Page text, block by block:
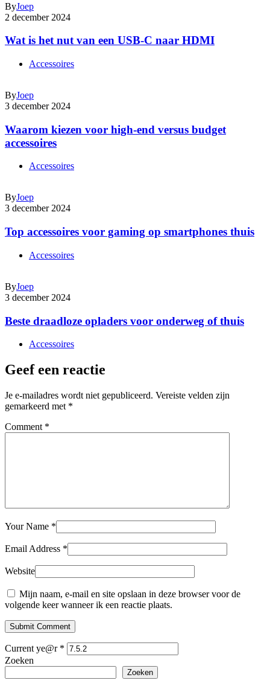
ByJoep
2 december 2024
Wat is het nut van een USB-C naar HDMI
Accessoires
ByJoep
3 december 2024
Waarom kiezen voor high-end versus budget
accessoires
Accessoires
ByJoep
3 december 2024
Top accessoires voor gaming op smartphones thuis
Accessoires
ByJoep
3 december 2024
Beste draadloze opladers voor onderweg of thuis
Accessoires
Geef een reactie
Je e-mailadres wordt niet gepubliceerd. Vereiste velden zijn
gemarkeerd met *
Comment *
Your Name *
Email Address *
Website
Mijn naam, e-mail en site opslaan in deze browser voor de
volgende keer wanneer ik een reactie plaats.
Submit Comment
Current ye@r *
Zoeken
Zoeken